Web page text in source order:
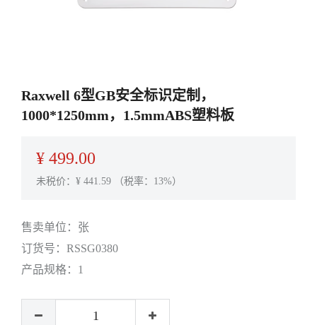
Raxwell 6型GB安全标识定制，
1000*1250mm，1.5mmABS塑料板
¥ 499.00
未税价：¥ 441.59 （税率：13%）
售卖单位： 张
订货号： RSSG0380
产品规格： 1